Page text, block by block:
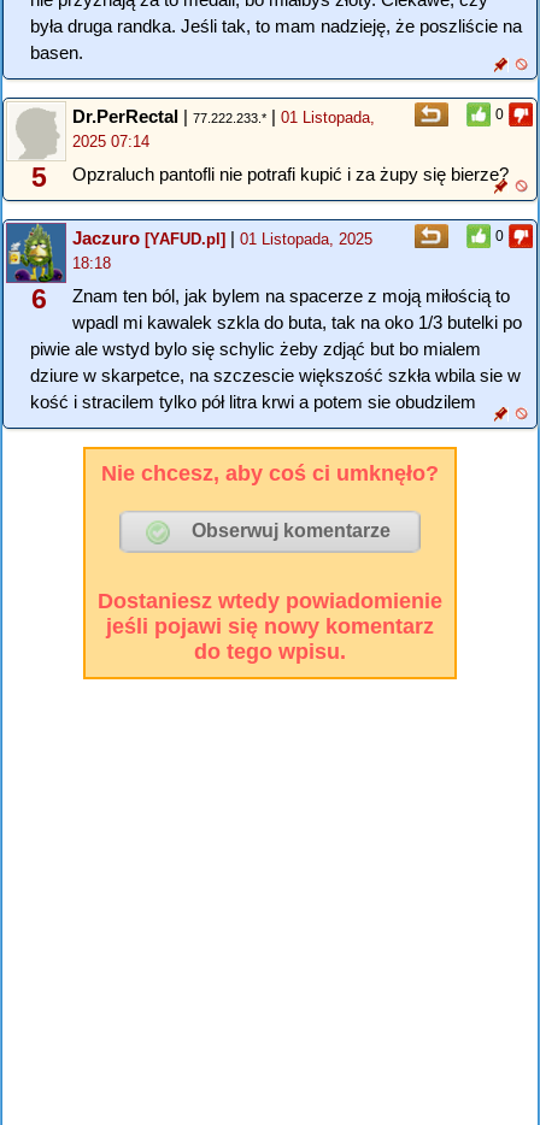
była druga randka. Jeśli tak, to mam nadzieję, że poszliście na
basen.
0
5
Dr.PerRectal | 77.222.233.* | 01 Listopada,
2025 07:14
Opzraluch pantofli nie potrafi kupić i za żupy się bierze?
0
6
Jaczuro [YAFUD.pl] | 01 Listopada, 2025
18:18
Znam ten ból, jak bylem na spacerze z moją miłością to
wpadl mi kawalek szkla do buta, tak na oko 1/3 butelki po
piwie ale wstyd bylo się schylic żeby zdjąć but bo mialem
dziure w skarpetce, na szczescie większość szkła wbila sie w
kość i stracilem tylko pół litra krwi a potem sie obudzilem
Nie chcesz, aby coś ci umknęło?
Dostaniesz wtedy powiadomienie
jeśli pojawi się nowy komentarz
do tego wpisu.